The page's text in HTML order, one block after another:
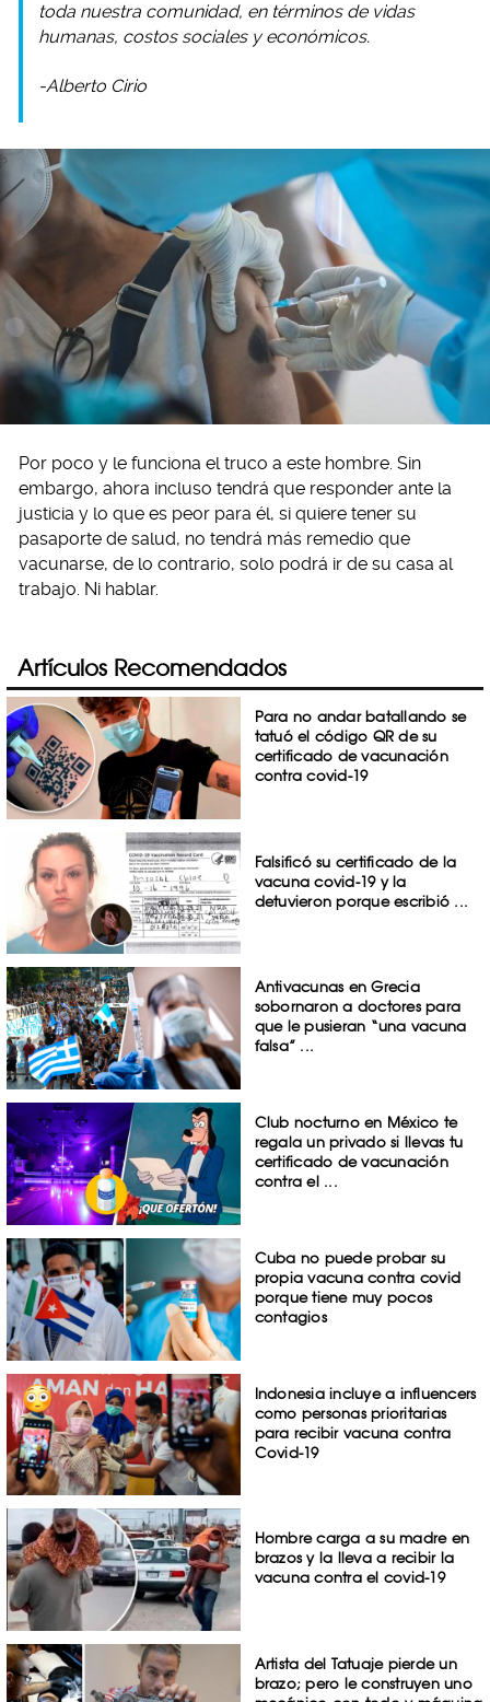
toda nuestra comunidad, en términos de vidas
humanas, costos sociales y económicos.
-Alberto Cirio
Por poco y le funciona el truco a este hombre. Sin
embargo, ahora incluso tendrá que responder ante la
justicia y lo que es peor para él, si quiere tener su
pasaporte de salud, no tendrá más remedio que
vacunarse, de lo contrario, solo podrá ir de su casa al
trabajo. Ni hablar.
Artículos Recomendados
Para no andar batallando se
tatuó el código QR de su
certificado de vacunación
contra covid-19
Falsificó su certificado de la
vacuna covid-19 y la
detuvieron porque escribió ...
Antivacunas en Grecia
sobornaron a doctores para
que le pusieran “una vacuna
falsa” ...
Club nocturno en México te
regala un privado si llevas tu
certificado de vacunación
contra el ...
Cuba no puede probar su
propia vacuna contra covid
porque tiene muy pocos
contagios
Indonesia incluye a influencers
como personas prioritarias
para recibir vacuna contra
Covid-19
Hombre carga a su madre en
brazos y la lleva a recibir la
vacuna contra el covid-19
Artista del Tatuaje pierde un
brazo; pero le construyen uno